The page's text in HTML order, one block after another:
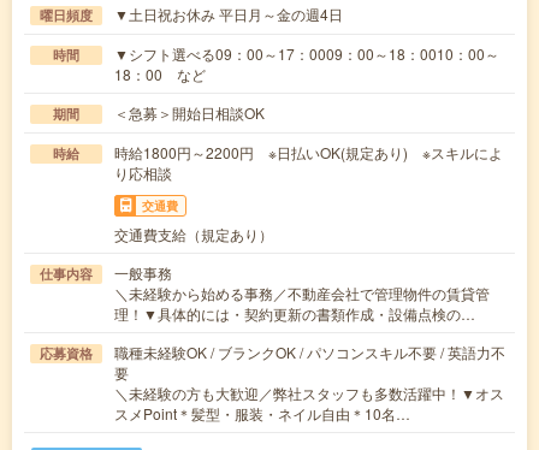
曜日頻度 ▼土日祝お休み 平日月～金の週4日
時間
▼シフト選べる09：00～17：0009：00～18：0010：00～
18：00 など
期間 ＜急募＞開始日相談OK
時給
時給1800円～2200円 ※日払いOK(規定あり) ※スキルによ
り応相談
交通費
交通費支給（規定あり）
仕事内容
一般事務
＼未経験から始める事務／不動産会社で管理物件の賃貸管
理！▼具体的には・契約更新の書類作成・設備点検の…
応募資格
職種未経験OK / ブランクOK / パソコンスキル不要 / 英語力不
要
＼未経験の方も大歓迎／弊社スタッフも多数活躍中！▼オス
スメPoint＊髪型・服装・ネイル自由＊10名…